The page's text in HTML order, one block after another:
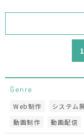
1
Genre
Web制作 システム
動画制作
動画配信